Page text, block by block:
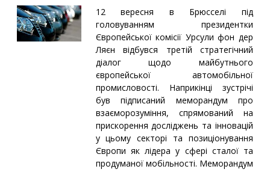
12 вересня в Брюсселі під
головуванням президентки
Європейської комісії Урсули фон дер
Ляєн відбувся третій стратегічний
діалог щодо майбутнього
європейської автомобільної
промисловості. Наприкінці зустрічі
був підписаний меморандум про
взаєморозуміння, спрямований на
прискорення досліджень та інновацій
у цьому секторі та позиціонування
Європи як лідера у сфері сталої та
продуманої мобільності. Меморандум